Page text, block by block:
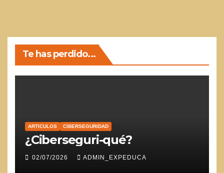
Te has perdido...
ARTICULOS CIBERSEGURIDAD
¿Ciberseguri-qué?
02/07/2026 ADMIN_EXPEDUCA